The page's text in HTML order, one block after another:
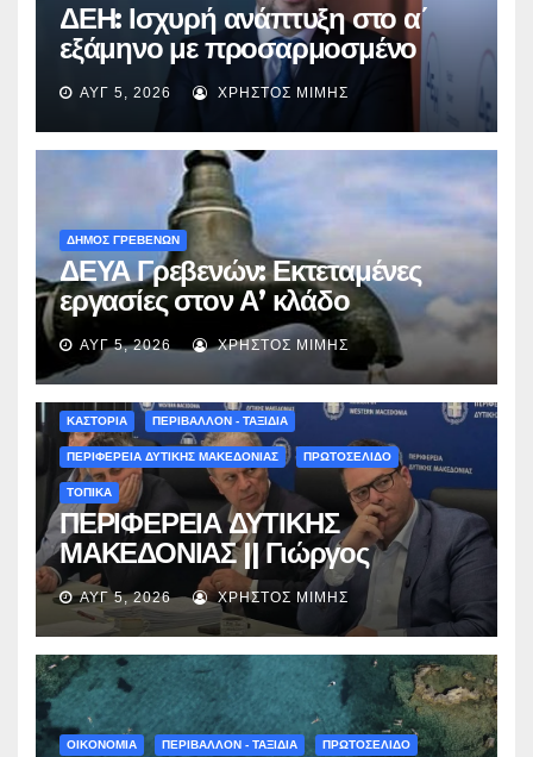
ΔΕΗ: Ισχυρή ανάπτυξη στο α΄
εξάμηνο με προσαρμοσμένο
EBITDA στα €1,2 δισ.
ΑΥΓ 5, 2026 ΧΡΉΣΤΟΣ ΜΊΜΗΣ
ΔΗΜΟΣ ΓΡΕΒΕΝΩΝ
ΔΕΥΑ Γρεβενών: Εκτεταμένες
εργασίες στον Α’ κλάδο
ύδρευσης – Ποιες περιοχές
επηρεάζονται την Πέμπτη
ΑΥΓ 5, 2026 ΧΡΉΣΤΟΣ ΜΊΜΗΣ
ΚΑΣΤΟΡΙΑ ΠΕΡΙΒΑΛΛΟΝ - ΤΑΞΙΔΙΑ
ΠΕΡΙΦΕΡΕΙΑ ΔΥΤΙΚΗΣ ΜΑΚΕΔΟΝΙΑΣ ΠΡΩΤΟΣΕΛΙΔΟ
ΤΟΠΙΚΑ
ΠΕΡΙΦΕΡΕΙΑ ΔΥΤΙΚΗΣ
ΜΑΚΕΔΟΝΙΑΣ || Γιώργος
Αμανατίδης για Φράγμα
Νεστορίου: «Η δέσμευσή μας
γίνεται πράξη με εξασφαλισμένη
χρηματοδότηση»
ΑΥΓ 5, 2026 ΧΡΉΣΤΟΣ ΜΊΜΗΣ
ΟΙΚΟΝΟΜΙΑ ΠΕΡΙΒΑΛΛΟΝ - ΤΑΞΙΔΙΑ ΠΡΩΤΟΣΕΛΙΔΟ